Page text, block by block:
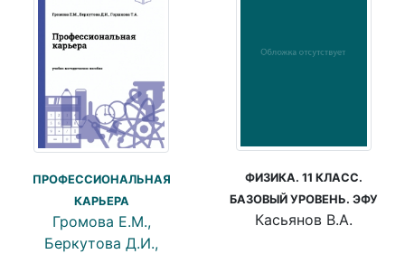
ПРОФЕССИОНАЛЬНАЯ
КАРЬЕРА
Громова Е.М.,
Беркутова Д.И.,
ФИЗИКА. 11 КЛАСС.
БАЗОВЫЙ УРОВЕНЬ. ЭФУ
Касьянов В.А.